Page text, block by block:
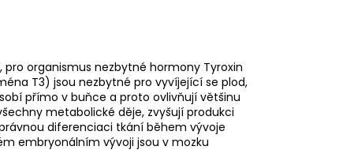
organismus nezbytné hormony Tyroxin
T3) jsou nezbytné pro vyvíjející se plod,
přímo v buňce a proto ovlivňují většinu
metabolické děje, zvyšují produkci
diferenciaci tkání během vývoje
embryonálním vývoji jsou v mozku